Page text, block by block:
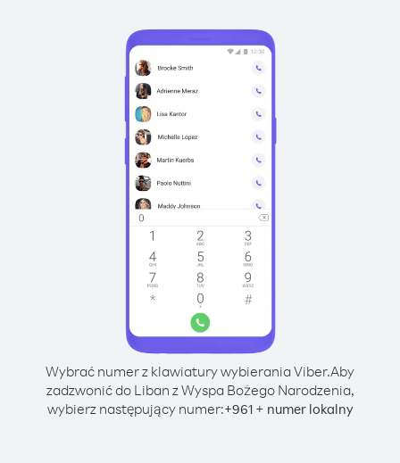
Wybrać numer z klawiatury wybierania Viber.Aby
zadzwonić do Liban z Wyspa Bożego Narodzenia,
wybierz następujący numer:+961+ numer lokalny